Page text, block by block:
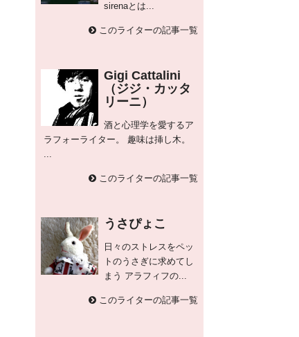
sirenaとは...
このライターの記事一覧
Gigi Cattalini
（ジジ・カッタ
リーニ）
酒と心理学を愛するア
ラフォーライター。 趣味は挿し木。
...
このライターの記事一覧
うさぴょこ
日々のストレスをペッ
トのうさぎに求めてし
まう アラフィフの...
このライターの記事一覧